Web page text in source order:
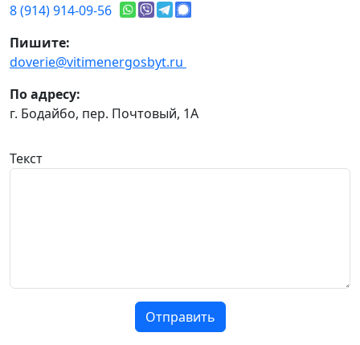
8 (914) 914-09-56
Пишите:
doverie@vitimenergosbyt.ru
По адресу:
г. Бодайбо, пер. Почтовый, 1А
Текст
Отправить